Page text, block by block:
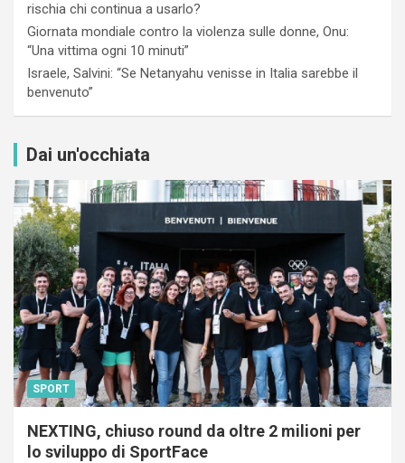
rischia chi continua a usarlo?
Giornata mondiale contro la violenza sulle donne, Onu:
“Una vittima ogni 10 minuti”
Israele, Salvini: “Se Netanyahu venisse in Italia sarebbe il
benvenuto”
Dai un'occhiata
SPORT
NEXTING, chiuso round da oltre 2 milioni per
lo sviluppo di SportFace